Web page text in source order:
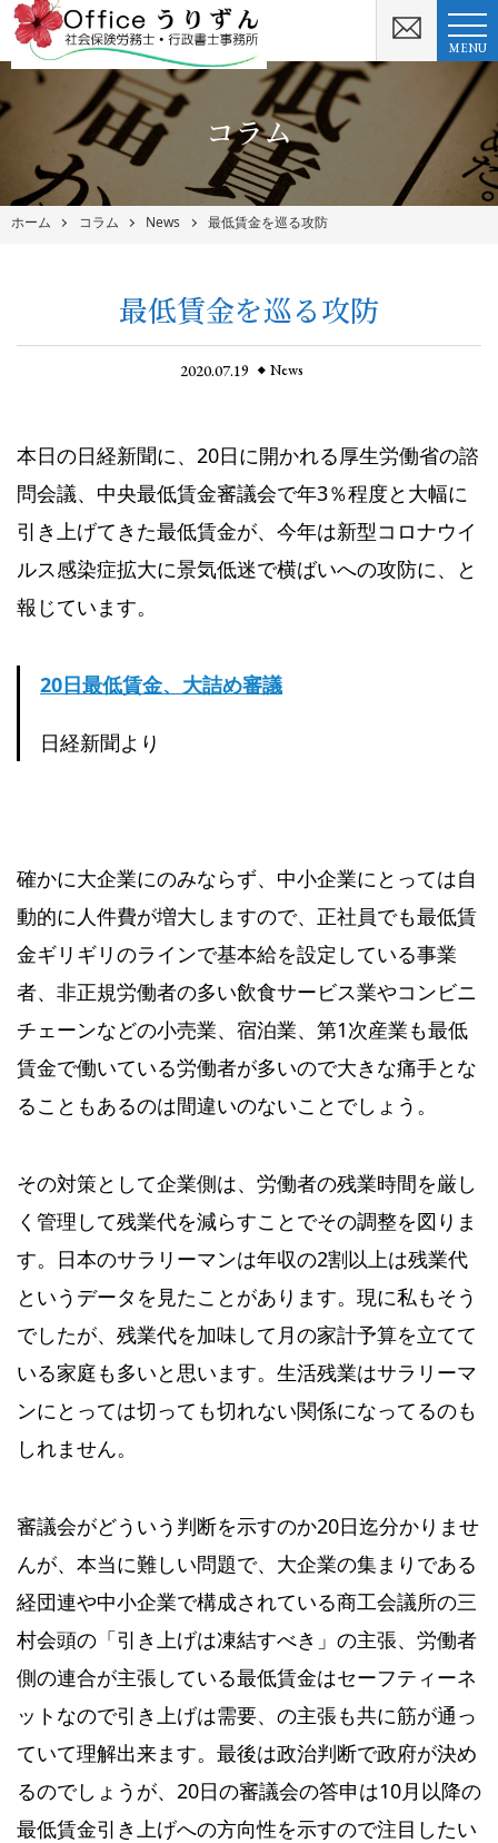
MENU
コラム
ホーム コラム News 最低賃金を巡る攻防
最低賃金を巡る攻防
2020.07.19 News
本日の日経新聞に、20日に開かれる厚生労働省の諮
問会議、中央最低賃金審議会で年3％程度と大幅に
引き上げてきた最低賃金が、今年は新型コロナウイ
ルス感染症拡大に景気低迷で横ばいへの攻防に、と
報じています。
20日最低賃金、大詰め審議
日経新聞より
確かに大企業にのみならず、中小企業にとっては自
動的に人件費が増大しますので、正社員でも最低賃
金ギリギリのラインで基本給を設定している事業
者、非正規労働者の多い飲食サービス業やコンビニ
チェーンなどの小売業、宿泊業、第1次産業も最低
賃金で働いている労働者が多いので大きな痛手とな
ることもあるのは間違いのないことでしょう。
その対策として企業側は、労働者の残業時間を厳し
く管理して残業代を減らすことでその調整を図りま
す。日本のサラリーマンは年収の2割以上は残業代
というデータを見たことがあります。現に私もそう
でしたが、残業代を加味して月の家計予算を立てて
いる家庭も多いと思います。生活残業はサラリーマ
ンにとっては切っても切れない関係になってるのも
しれません。
審議会がどういう判断を示すのか20日迄分かりませ
んが、本当に難しい問題で、大企業の集まりである
経団連や中小企業で構成されている商工会議所の三
村会頭の「引き上げは凍結すべき」の主張、労働者
側の連合が主張している最低賃金はセーフティーネ
ットなので引き上げは需要、の主張も共に筋が通っ
ていて理解出来ます。最後は政治判断で政府が決め
るのでしょうが、20日の審議会の答申は10月以降の
最低賃金引き上げへの方向性を示すので注目したい